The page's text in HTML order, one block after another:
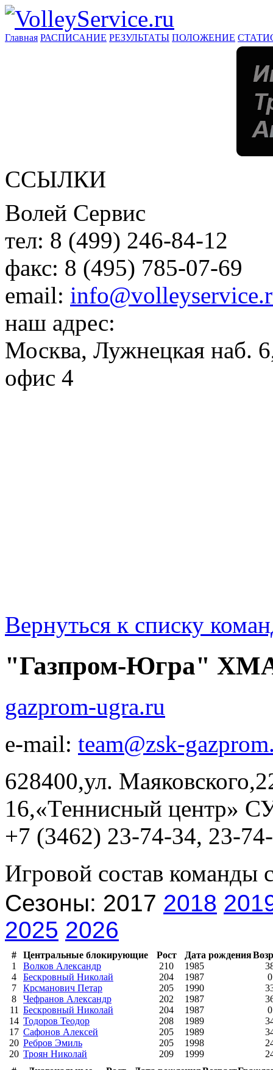
Главная РАСПИСАНИЕ РЕЗУЛЬТАТЫ ПОЛОЖЕНИЕ
ССЫЛКИ
Волей Сервис
тел: 8 (499) 246-84-12
факс: 8 (495) 785-07-69
email:
наш адрес:
Москва, Лужнецкая наб.
офис 4
Вернуться к списку
"Газпром-Югра"
gazprom-ugra.ru
e-mail: team@zsk-
628400,ул.
16,«Теннисный центр»
+7 (3462) 23-74-34, 23-
Игровой состав команды
Сезоны: 2017 2018
2025 2026
# Центральные блокирующие Рост Дата рождения
1
Волков Александр 210 1985
4
Бескровный Николай 204 1987
0
7
Крсманович Петар 205 1990
8
Чефранов Александр 202 1987
11 Бескровный Николай 204 1987
0
14 Тодоров Теодор 208 1989
17 Сафонов Алексей 205 1989
20 Ребров Эмиль 205 1998
20 Троян Николай 209 1999